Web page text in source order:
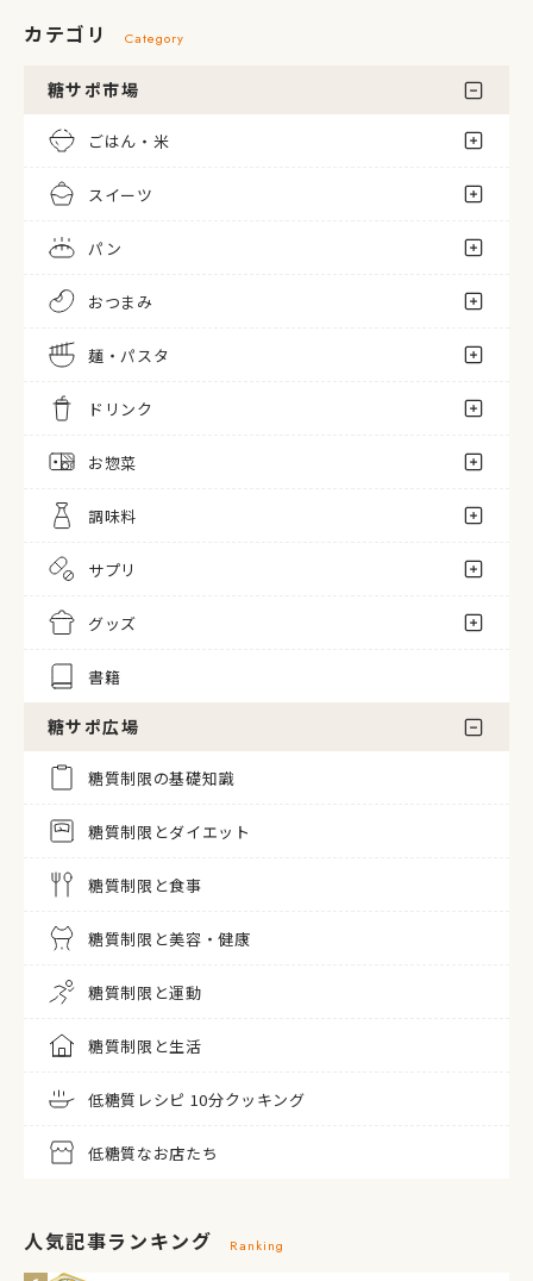
カテゴリ Category
糖サポ市場
ごはん・米
スイーツ
パン
おつまみ
麺・パスタ
ドリンク
お惣菜
調味料
サプリ
グッズ
書籍
糖サポ広場
糖質制限の基礎知識
糖質制限とダイエット
糖質制限と食事
糖質制限と美容・健康
糖質制限と運動
糖質制限と生活
低糖質レシピ 10分クッキング
低糖質なお店たち
人気記事ランキング Ranking